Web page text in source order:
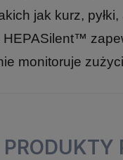
jak kurz,
monitoruje
PRODUKTY